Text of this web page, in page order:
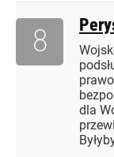
dla
8